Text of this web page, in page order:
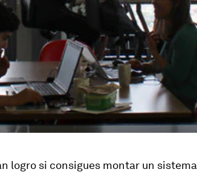
logro si consigues montar un sistema